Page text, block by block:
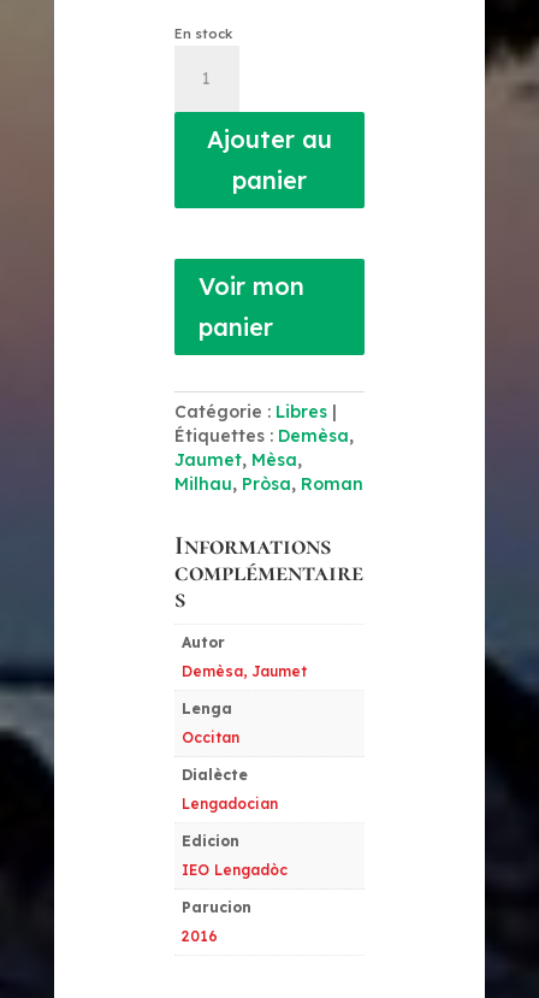
En stock
CrancsAjouter au
panier
Voir mon
panier
Catégorie : Libres
Étiquettes : Demèsa,
Jaumet, Mèsa,
Milhau, Pròsa, Roman
Informations
complémentaire
s
Autor
Demèsa, Jaumet
Lenga
Occitan
Dialècte
Lengadocian
Edicion
IEO Lengadòc
Parucion
2016